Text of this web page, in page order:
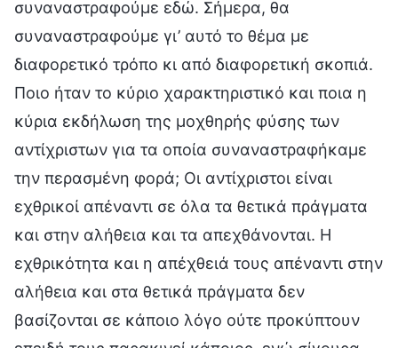
συναναστραφούμε εδώ. Σήμερα, θα
συναναστραφούμε γι’ αυτό το θέμα με
διαφορετικό τρόπο κι από διαφορετική σκοπιά.
Ποιο ήταν το κύριο χαρακτηριστικό και ποια η
κύρια εκδήλωση της μοχθηρής φύσης των
αντίχριστων για τα οποία συναναστραφήκαμε
την περασμένη φορά; Οι αντίχριστοι είναι
εχθρικοί απέναντι σε όλα τα θετικά πράγματα
και στην αλήθεια και τα απεχθάνονται. Η
εχθρικότητα και η απέχθειά τους απέναντι στην
αλήθεια και στα θετικά πράγματα δεν
βασίζονται σε κάποιο λόγο ούτε προκύπτουν